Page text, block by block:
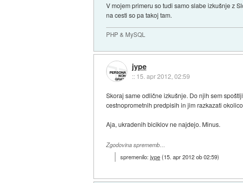
V mojem primeru so tudi samo slabe izkušnje z
na cesti so pa takoj tam.
PHP & MySQL
jype
:: 15. apr 2012, 02:59
Skoraj same odlične izkušnje. Do njih sem
cestnoprometnih predpisih in jim razkazati
Aja, ukradenih biciklov ne najdejo. Minus.
Zgodovina sprememb…
spremenilo:jype(15. apr 2012 ob 02:59)